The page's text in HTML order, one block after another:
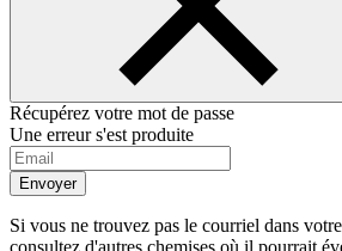
Récupérez votre mot de passe
Une erreur s'est produite
Envoyer
Si vous ne trouvez pas le courriel dans
consultez d'autres chemises où il pourrait